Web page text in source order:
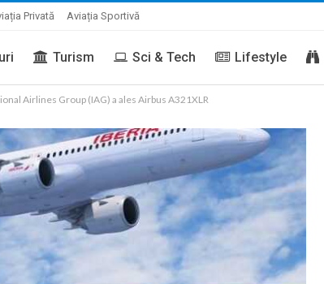
Privată Aviația Sportivă
Turism Sci & Tech Lifestyle
Airlines Group (IAG) a ales Airbus A321XLR